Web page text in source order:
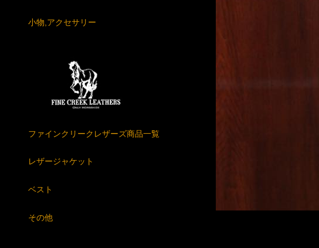
小物,アクセサリー
ファインクリークレザーズ商品一覧
レザージャケット
ベスト
その他